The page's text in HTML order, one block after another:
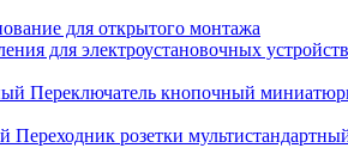
для открытого монтажа
для электроустановочных устройств
Переключатель кнопочный
Переходник розетки